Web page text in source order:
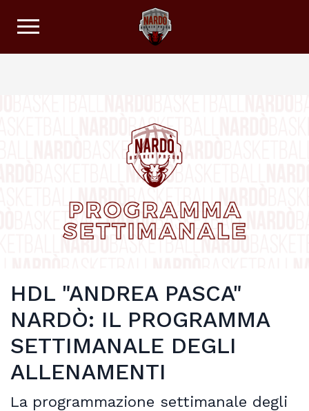
HDL "ANDREA PASCA"
NARDÒ: IL PROGRAMMA
SETTIMANALE DEGLI
ALLENAMENTI
La programmazione settimanale degli